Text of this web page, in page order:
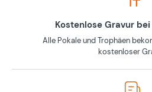
Kostenlose Gravur
Alle Pokale und Trophäen
kostenloser